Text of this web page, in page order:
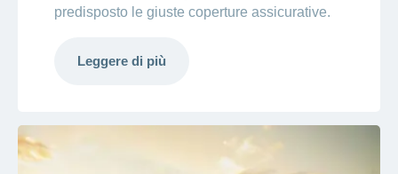
predisposto le giuste coperture assicurative.
Leggere di più